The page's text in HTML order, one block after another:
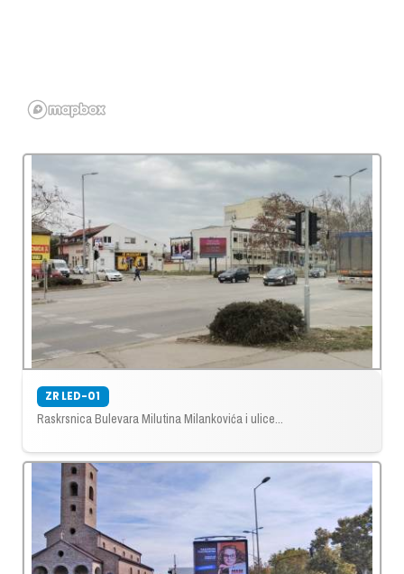
ZR LED-01
Raskrsnica Bulevara Milutina Milankovića i ulice...